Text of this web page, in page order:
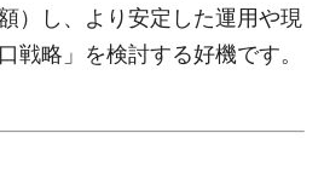
）し、より安定した運用や現
戦略」を検討する好機です。